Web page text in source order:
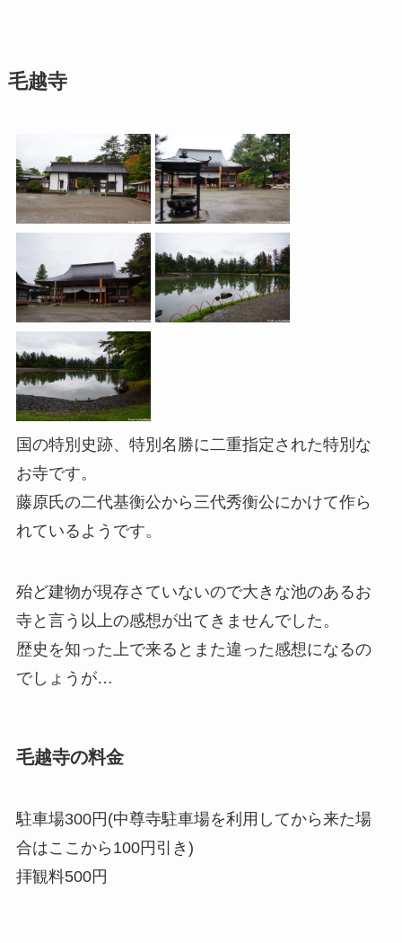
毛越寺
国の特別史跡、特別名勝に二重指定された特別な
お寺です。
藤原氏の二代基衡公から三代秀衡公にかけて作ら
れているようです。
殆ど建物が現存さていないので大きな池のあるお
寺と言う以上の感想が出てきませんでした。
歴史を知った上で来るとまた違った感想になるの
でしょうが…
毛越寺の料金
駐車場300円(中尊寺駐車場を利用してから来た場
合はここから100円引き)
拝観料500円